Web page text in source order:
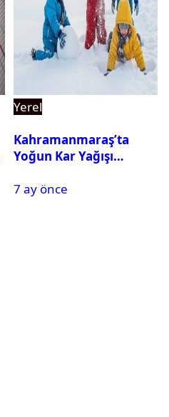
Yerel
Kahramanmaraş’ta
Yoğun Kar Yağışı
Tatil
7 ay önce